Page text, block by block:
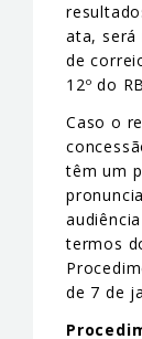
ata, será
de
12º do
Caso o
têm um
termos
de 7 de